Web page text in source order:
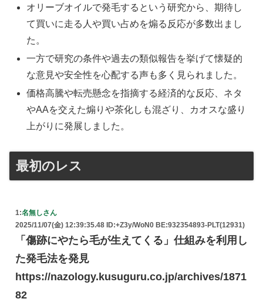
オリーブオイルで発毛するという研究から、期待し
て買いに走る人や買い占めを煽る反応が多数出まし
た。
一方で研究の条件や過去の類似報告を挙げて懐疑的
な意見や安全性を心配する声も多く見られました。
価格高騰や転売懸念を指摘する経済的な反応、ネタ
やAAを交えた煽りや茶化しも混ざり、カオスな盛り
上がりに発展しました。
最初のレス
1:名無しさん
2025/11/07(金) 12:39:35.48 ID:+Z3y/WoN0 BE:932354893-PLT(12931)
「傷跡にやたら毛が生えてくる」仕組みを利用し
た発毛法を発見
https://nazology.kusuguru.co.jp/archives/1871
82